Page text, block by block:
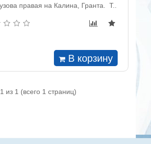
правая на Калина, Гранта. Т..
В корзину
из 1 (всего 1 страниц)